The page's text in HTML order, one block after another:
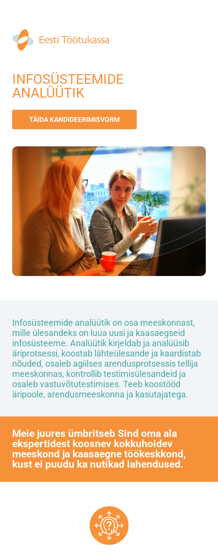
INFOSÜSTEEMIDE
ANALÜÜTIK
TÄIDA KANDIDEERIMISVORM
Infosüsteemide analüütik on osa meeskonnast,
mille ülesandeks on luua uusi ja kaasaegseid
infosüsteeme. Analüütik kirjeldab ja analüüsib
äriprotsessi, koostab lähteülesande ja kaardistab
nõuded, osaleb agiilses arendusprotsessis tellija
meeskonnas, kontrollib testimisülesandeid ja
osaleb vastuvõtutestimises. Teeb koostööd
äripoole, arendusmeeskonna ja kasutajatega.
Meie juures ümbritseb Sind oma ala
ekspertidest koosnev kokkuhoidev
meeskond ja kaasaegne töökeskkond,
kust ei puudu ka nutikad lahendused.